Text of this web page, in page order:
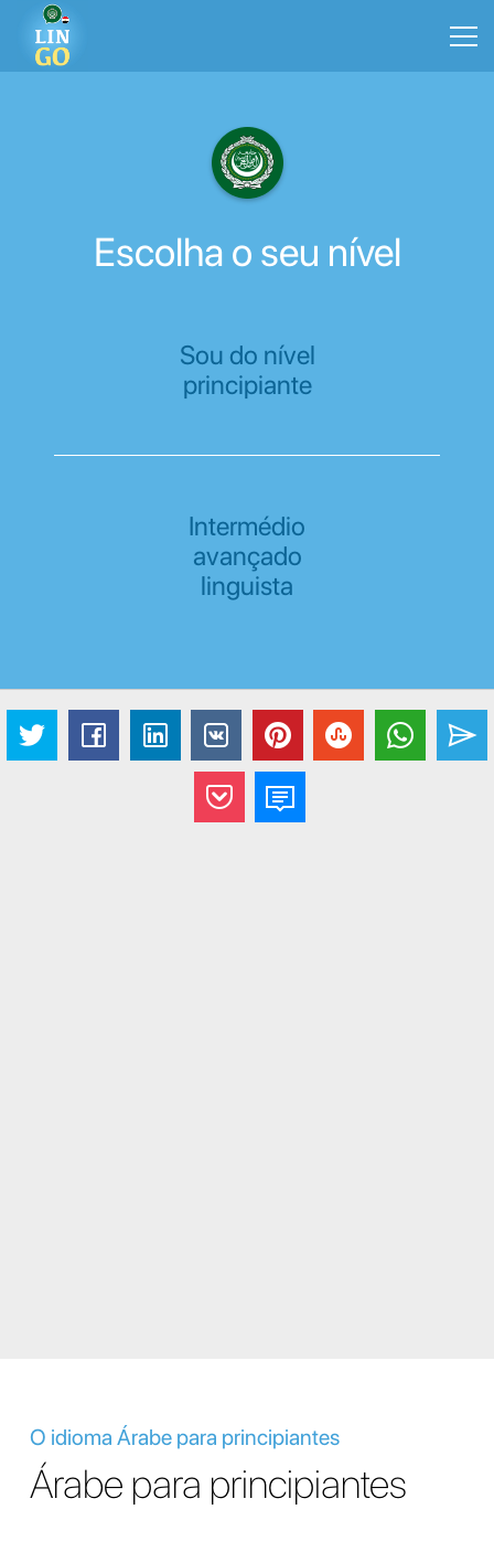
Escolha o seu nível
Sou do nível
principiante
Intermédio
avançado
linguista
O idioma Árabe para principiantes
Árabe para principiantes